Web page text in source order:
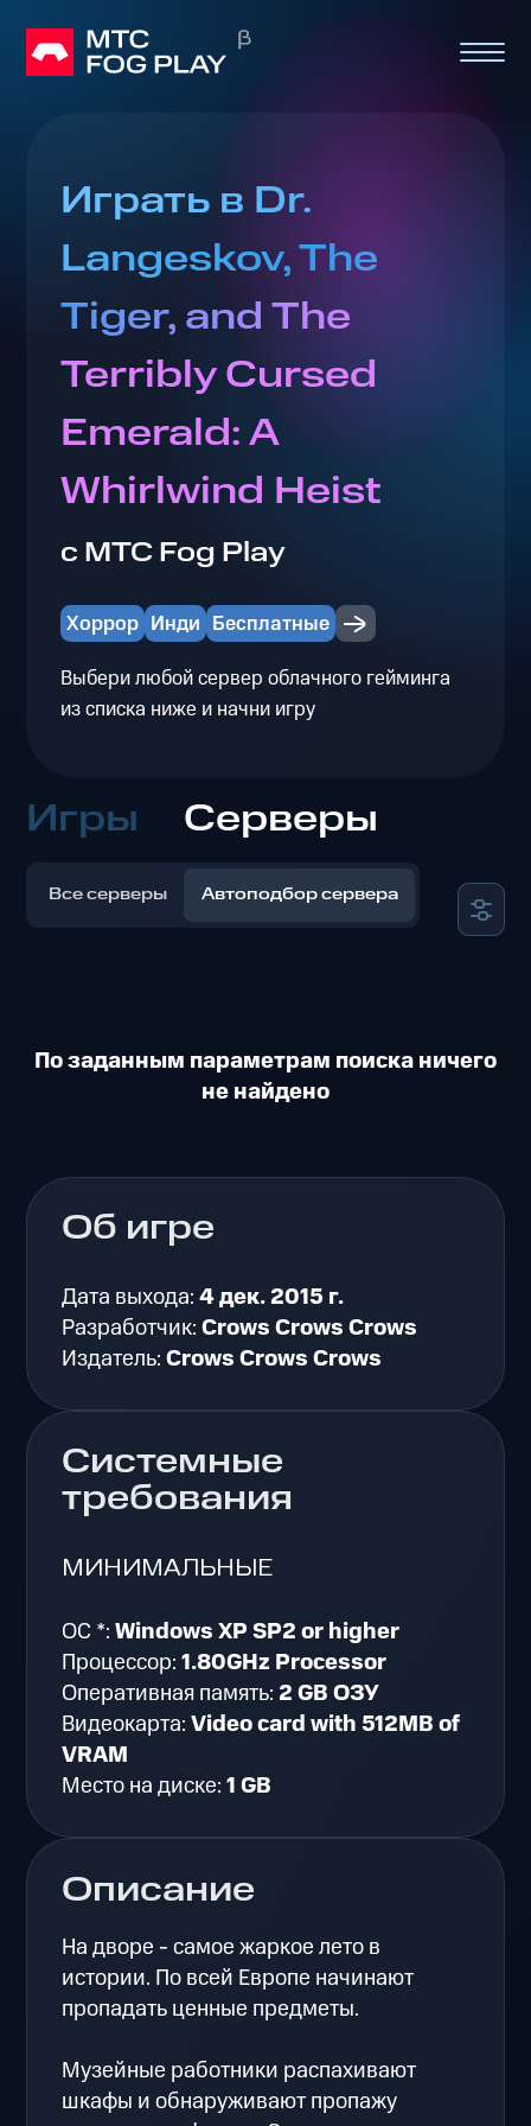
Играть в Dr.
Langeskov, The
Tiger, and The
Terribly Cursed
Emerald: A
Whirlwind Heist
с МТС Fog Play
Хоррор Инди Бесплатные
Выбери любой сервер облачного гейминга
из списка ниже и начни игру
Игры Серверы
Все серверы Автоподбор сервера
По заданным параметрам поиска ничего
не найдено
Описание
На дворе - самое жаркое лето в
истории. По всей Европе начинают
пропадать ценные предметы.
Музейные работники распахивают
шкафы и обнаруживают пропажу
Об игре
Дата выхода:4 дек. 2015 г.
Разработчик:Crows Crows Crows
Издатель:Crows Crows Crows
Системные
требования
МИНИМАЛЬНЫЕ
ОС *:Windows XP SP2 or higher
Процессор:1.80GHz Processor
Оперативная память: 2 GB ОЗУ
Видеокарта:Video card with 512MB of
VRAM
Место на диске:1 GB